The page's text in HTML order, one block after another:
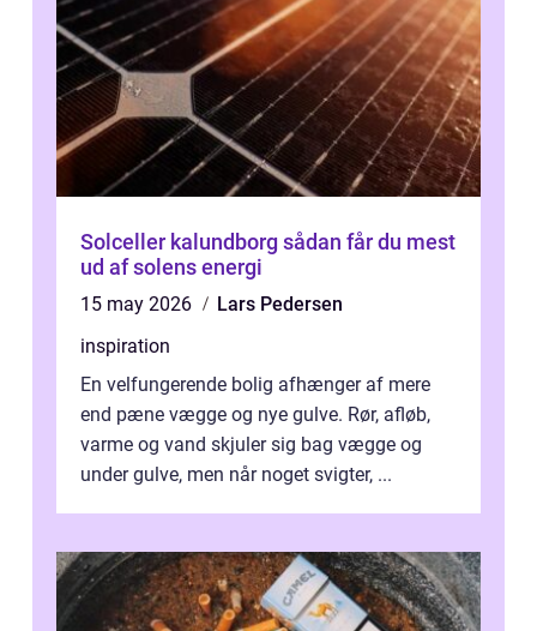
Solceller kalundborg sådan får du mest
ud af solens energi
15 may 2026
Lars Pedersen
inspiration
En velfungerende bolig afhænger af mere
end pæne vægge og nye gulve. Rør, afløb,
varme og vand skjuler sig bag vægge og
under gulve, men når noget svigter, ...